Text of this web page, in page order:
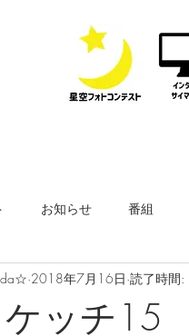
お知らせ 番組
チ なぎさ・フリースタイ
ッチ15
2018年7月16日 読了時間: